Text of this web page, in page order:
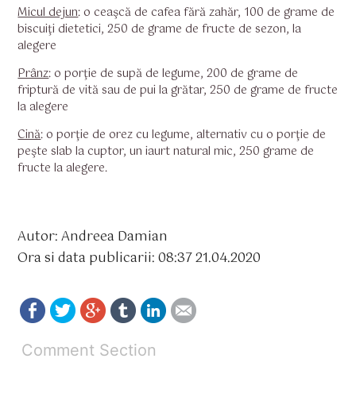
Micul dejun:o ceaşcă de cafea fără zahăr, 100 de grame de
biscuiţi dietetici, 250 de grame de fructe de sezon, la
alegere
Prânz:o porţie de supă de legume, 200 de grame de
friptură de vită sau de pui la grătar, 250 de grame de fructe
la alegere
Cină:o porţie de orez cu legume, alternativ cu o porţie de
peşte slab la cuptor, un iaurt natural mic, 250 grame de
fructe la alegere.
Autor: Andreea Damian
Ora si data publicarii: 08:37 21.04.2020
Comment Section